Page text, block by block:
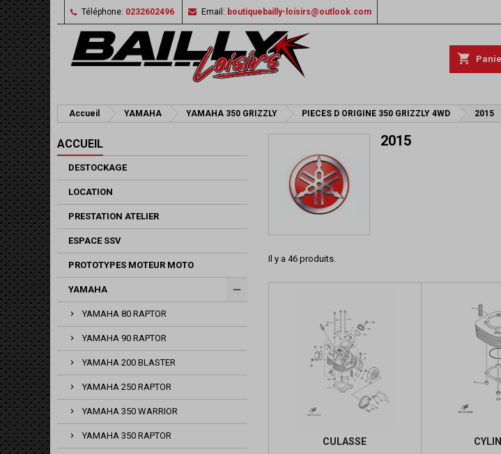
Téléphone: 0232602496 Email: boutiquebailly-loisirs@outlook.com
shopping_cart
Accueil YAMAHA YAMAHA 350 GRIZZLY PIECES D ORIGINE 350 GRIZZLY 4WD 2015
ACCUEIL
DESTOCKAGE
LOCATION
PRESTATION ATELIER
ESPACE SSV
PROTOTYPES MOTEUR MOTO
YAMAHA
YAMAHA 80 RAPTOR
YAMAHA 90 RAPTOR
YAMAHA 200 BLASTER
YAMAHA 250 RAPTOR
YAMAHA 350 WARRIOR
YAMAHA 350 RAPTOR
2015
Il y a 46 produits.
CULASSE